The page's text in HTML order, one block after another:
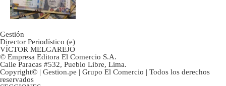
Gestión
Director Periodístico (e)
VÍCTOR MELGAREJO
© Empresa Editora El Comercio S.A.
Calle Paracas #532, Pueblo Libre, Lima.
Copyright© | Gestion.pe | Grupo El Comercio | Todos los derechos
reservados